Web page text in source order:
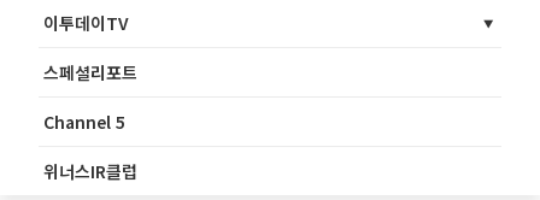
이투데이TV
스페셜리포트
Channel 5
위너스IR클럽